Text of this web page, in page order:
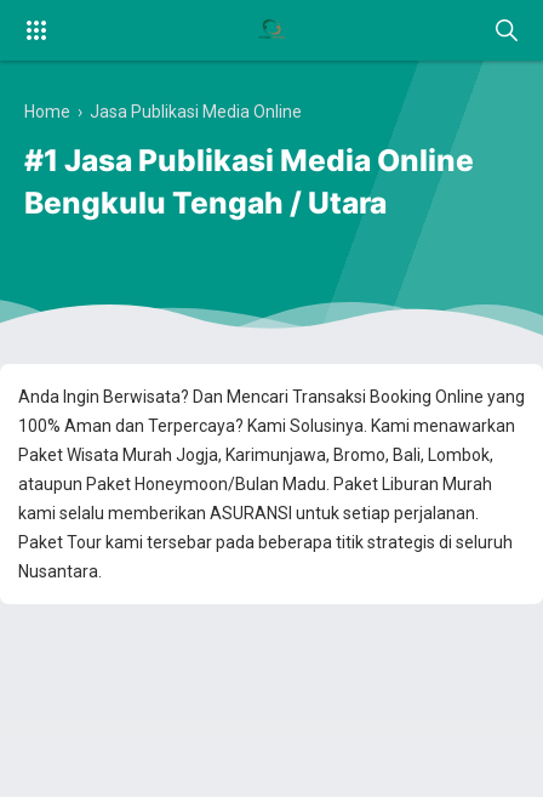
Anda Ingin Berwisata? Dan Mencari Transaksi Booking Online yang
100% Aman dan Terpercaya? Kami Solusinya. Kami menawarkan
Paket Wisata Murah Jogja, Karimunjawa, Bromo, Bali, Lombok,
ataupun Paket Honeymoon/Bulan Madu. Paket Liburan Murah
kami selalu memberikan ASURANSI untuk setiap perjalanan.
Paket Tour kami tersebar pada beberapa titik strategis di seluruh
Nusantara.
Home › Jasa Publikasi Media Online
#1 Jasa Publikasi Media Online
Bengkulu Tengah / Utara